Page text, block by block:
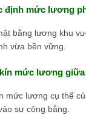
định mức lương
bằng lương khu
vừa bền vững.
mức lương giữa
mức lương cụ thể
sự công bằng.